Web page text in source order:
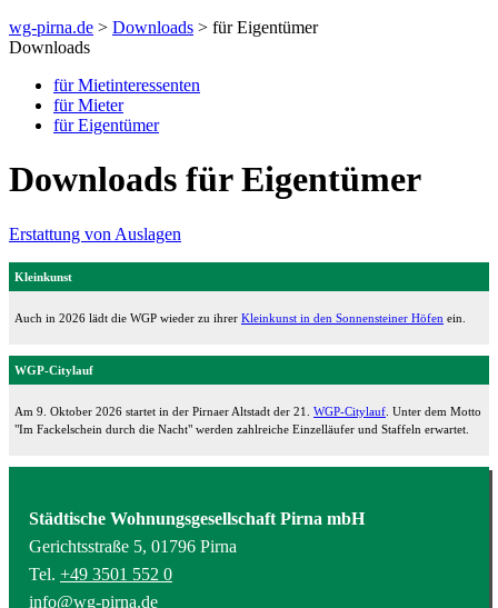
wg-pirna.de > Downloads > für Eigentümer
Downloads
für Mietinteressenten
für Mieter
für Eigentümer
Downloads für Eigentümer
Erstattung von Auslagen
Kleinkunst
Auch in 2026 lädt die WGP wieder zu ihrer Kleinkunst in den Sonnensteiner Höfen ein.
WGP-Citylauf
Am 9. Oktober 2026 startet in der Pirnaer Altstadt der 21. WGP-Citylauf . Unter dem Motto
"Im Fackelschein durch die Nacht" werden zahlreiche Einzelläufer und Staffeln erwartet.
Städtische Wohnungsgesellschaft Pirna mbH
Gerichtsstraße 5, 01796 Pirna
Tel. +49 3501 552 0
info@wg-pirna.de